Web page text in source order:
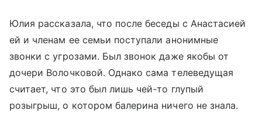
Юлия рассказала, что после беседы с Анастасией
ей и членам ее семьи поступали анонимные
звонки с угрозами. Был звонок даже якобы от
дочери Волочковой. Однако сама телеведущая
считает, что это был лишь чей-то глупый
розыгрыш, о котором балерина ничего не знала.